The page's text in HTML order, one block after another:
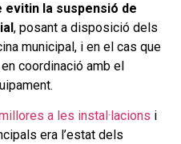
la suspensió de
, posant a disposició dels
municipal, i en el cas que
coordinació amb el
a les instal·lacions i
era l’estat dels